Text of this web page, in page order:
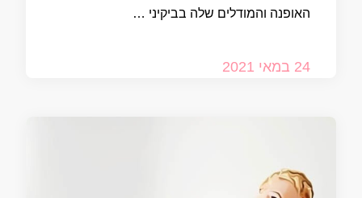
האופנה והמודלים שלה בביקיני …
24 במאי 2021